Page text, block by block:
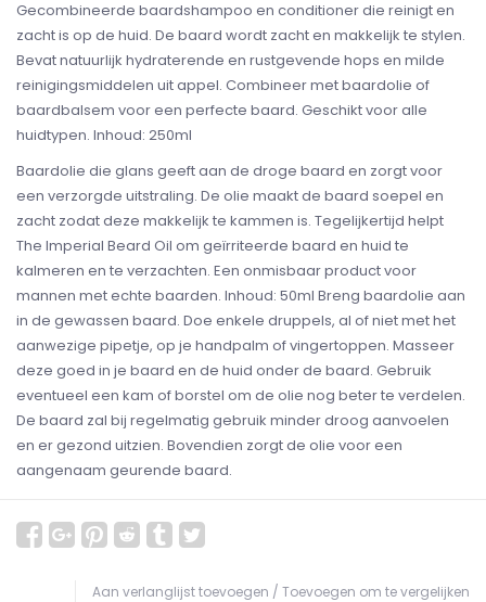
Gecombineerde baardshampoo en conditioner die reinigt en
zacht is op de huid. De baard wordt zacht en makkelijk te stylen.
Bevat natuurlijk hydraterende en rustgevende hops en milde
reinigingsmiddelen uit appel. Combineer met baardolie of
baardbalsem voor een perfecte baard. Geschikt voor alle
huidtypen. Inhoud: 250ml
Baardolie die glans geeft aan de droge baard en zorgt voor
een verzorgde uitstraling. De olie maakt de baard soepel en
zacht zodat deze makkelijk te kammen is. Tegelijkertijd helpt
The Imperial Beard Oil om geïrriteerde baard en huid te
kalmeren en te verzachten. Een onmisbaar product voor
mannen met echte baarden. Inhoud: 50ml Breng baardolie aan
in de gewassen baard. Doe enkele druppels, al of niet met het
aanwezige pipetje, op je handpalm of vingertoppen. Masseer
deze goed in je baard en de huid onder de baard. Gebruik
eventueel een kam of borstel om de olie nog beter te verdelen.
De baard zal bij regelmatig gebruik minder droog aanvoelen
en er gezond uitzien. Bovendien zorgt de olie voor een
aangenaam geurende baard.
Aan verlanglijst toevoegen / Toevoegen om te vergelijken